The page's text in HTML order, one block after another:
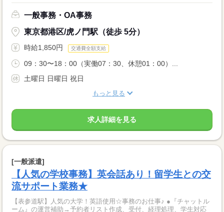
一般事務・OA事務
東京都港区/虎ノ門駅（徒歩 5分）
時給1,850円 交通費全額支給
09：30〜18：00（実働07：30、休憩01：00）...
土曜日 日曜日 祝日
もっと見る
求人詳細を見る
[一般派遣]
【人気の学校事務】英会話あり！留学生との交
流サポート業務★
【表参道駅】人気の大学！英語使用☆事務のお仕事♪ ●『チャットル
ーム』の運営補助→予約者リスト作成、受付、経理処理、学生対応